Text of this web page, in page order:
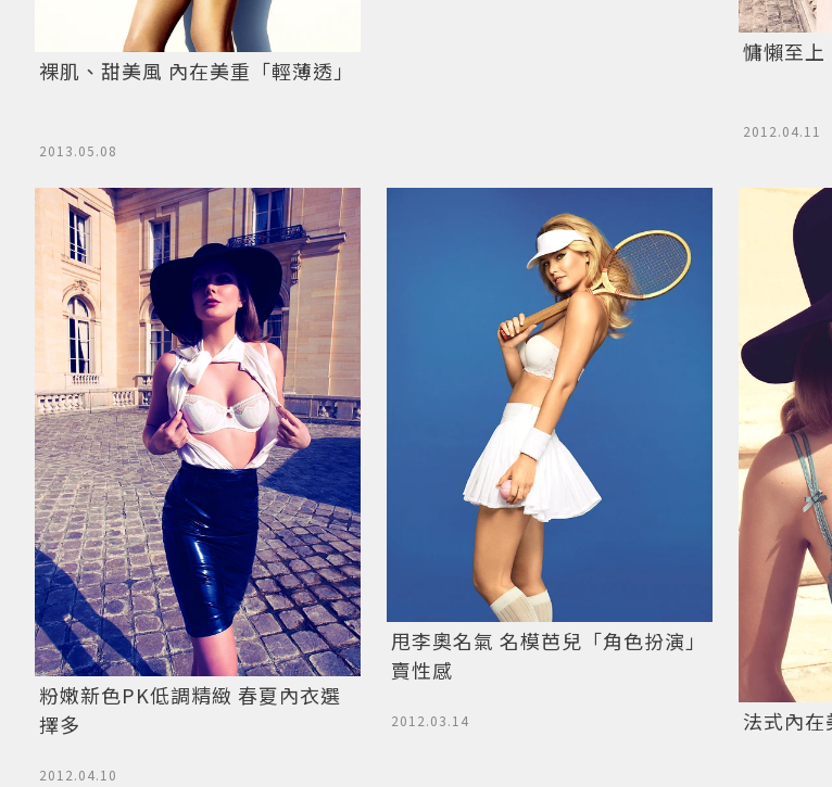
裸肌、甜美風 內在美重「輕薄透」
2013.05.08
慵懶至上
2012.04.11
粉嫩新色PK低調精緻 春夏內衣選
擇多
2012.04.10
甩李奧名氣 名模芭兒「角色扮演」
賣性感
2012.03.14 法式內